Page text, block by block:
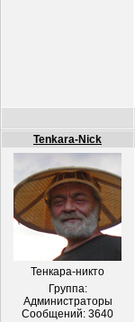
Tenkara-Nick
Тенкара-никто
Группа:
Администраторы
Сообщений: 3640